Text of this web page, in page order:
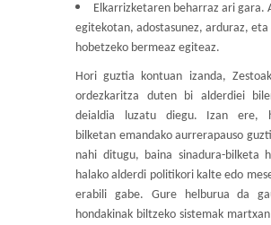
Elkarrizketaren beharraz ari gara.
egitekotan, adostasunez, arduraz, eta
hobetzeko bermeaz egiteaz.
Hori guztia kontuan izanda,
ordezkaritza duten bi alderdiei
deialdia luzatu diegu. Izan ere,
bilketan emandako aurrerapauso
nahi ditugu, baina sinadura-bilketa
halako alderdi politikori kalte edo
erabili gabe. Gure helburua da
hondakinak biltzeko sistemak